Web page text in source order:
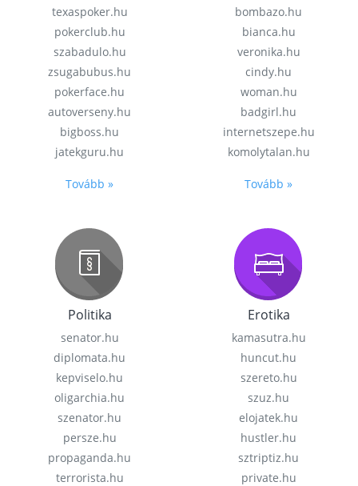
texaspoker.hu
pokerclub.hu
szabadulo.hu
zsugabubus.hu
pokerface.hu
autoverseny.hu
bigboss.hu
jatekguru.hu
Tovább »
bombazo.hu
bianca.hu
veronika.hu
cindy.hu
woman.hu
badgirl.hu
internetszepe.hu
komolytalan.hu
Tovább »
Politika
senator.hu
diplomata.hu
kepviselo.hu
oligarchia.hu
szenator.hu
persze.hu
propaganda.hu
terrorista.hu
Erotika
kamasutra.hu
huncut.hu
szereto.hu
szuz.hu
elojatek.hu
hustler.hu
sztriptiz.hu
private.hu